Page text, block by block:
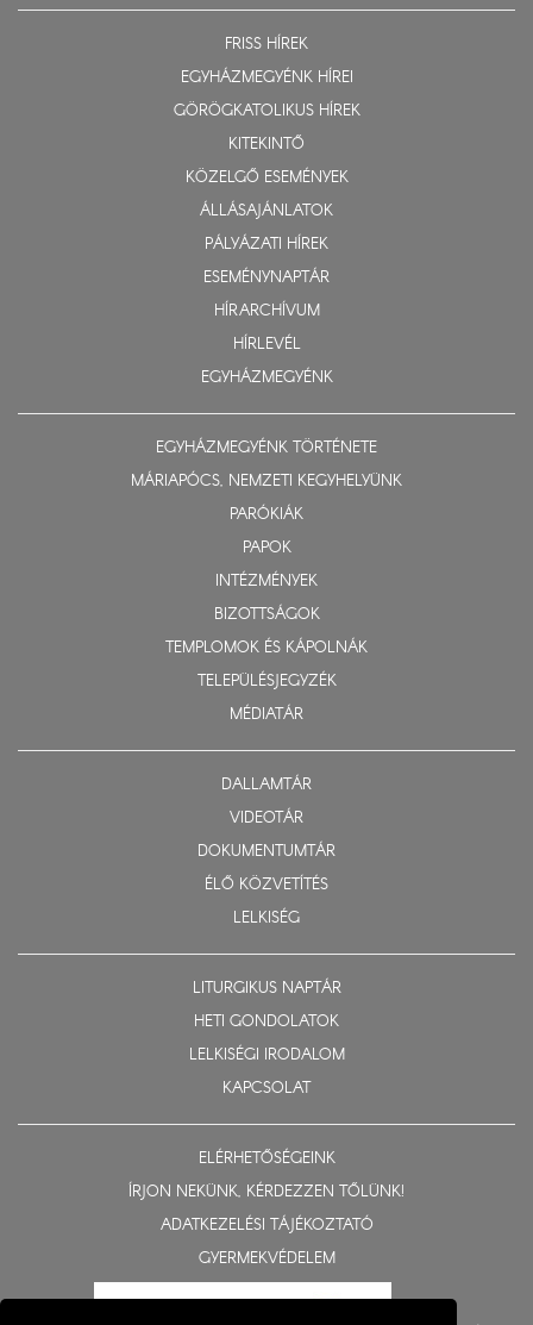
FRISS HÍREK
EGYHÁZMEGYÉNK HÍREI
GÖRÖGKATOLIKUS HÍREK
KITEKINTŐ
KÖZELGŐ ESEMÉNYEK
ÁLLÁSAJÁNLATOK
PÁLYÁZATI HÍREK
ESEMÉNYNAPTÁR
HÍRARCHÍVUM
HÍRLEVÉL
EGYHÁZMEGYÉNK
EGYHÁZMEGYÉNK TÖRTÉNETE
MÁRIAPÓCS, NEMZETI KEGYHELYÜNK
PARÓKIÁK
PAPOK
INTÉZMÉNYEK
BIZOTTSÁGOK
TEMPLOMOK ÉS KÁPOLNÁK
TELEPÜLÉSJEGYZÉK
MÉDIATÁR
DALLAMTÁR
VIDEOTÁR
DOKUMENTUMTÁR
ÉLŐ KÖZVETÍTÉS
LELKISÉG
LITURGIKUS NAPTÁR
HETI GONDOLATOK
LELKISÉGI IRODALOM
KAPCSOLAT
ELÉRHETŐSÉGEINK
ÍRJON NEKÜNK, KÉRDEZZEN TŐLÜNK!
ADATKEZELÉSI TÁJÉKOZTATÓ
GYERMEKVÉDELEM